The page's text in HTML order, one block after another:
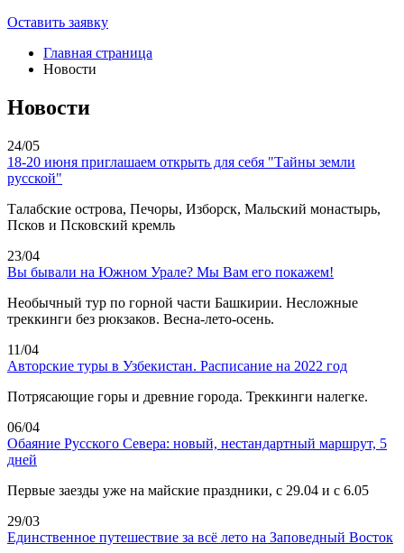
Оставить заявку
Главная страница
Новости
Новости
24/05
18-20 июня приглашаем открыть для себя "Тайны земли
русской"
Талабские острова, Печоры, Изборск, Мальский монастырь,
Псков и Псковский кремль
23/04
Вы бывали на Южном Урале? Мы Вам его покажем!
Необычный тур по горной части Башкирии. Несложные
треккинги без рюкзаков. Весна-лето-осень.
11/04
Авторские туры в Узбекистан. Расписание на 2022 год
Потрясающие горы и древние города. Треккинги налегке.
06/04
Обаяние Русского Севера: новый, нестандартный маршрут, 5
дней
Первые заезды уже на майские праздники, с 29.04 и с 6.05
29/03
Единственное путешествие за всё лето на Заповедный Восток